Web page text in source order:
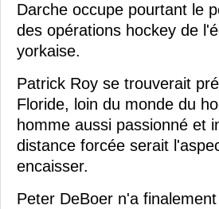
Darche occupe pourtant le
des opérations hockey de
yorkaise.
Patrick Roy se trouverait
Floride, loin du monde du
homme aussi passionné et
distance forcée serait
encaisser.
Peter DeBoer n'a